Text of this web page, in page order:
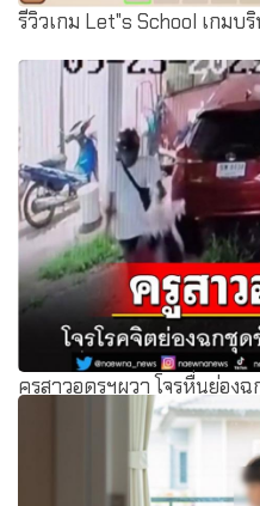
รีวิวเกม Let"s School เกมบ
ครูสาวอุดรฯผวา โจรหื่นย่องฉ
ตร.เปิดวงจรปิดล่าตัว